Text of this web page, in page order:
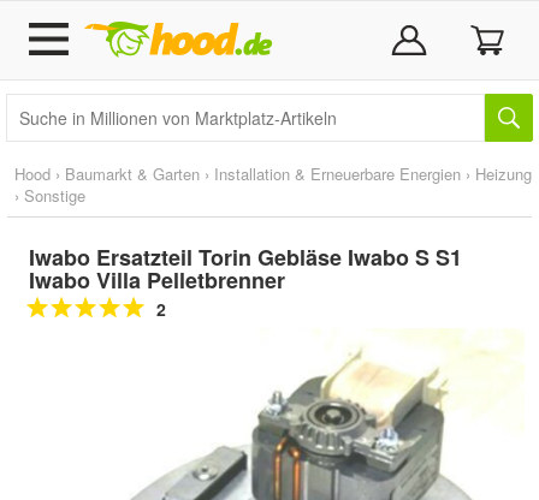
Hood › Baumarkt & Garten › Installation & Erneuerbare Energien › Heizung
› Sonstige
Iwabo Ersatzteil Torin Gebläse Iwabo S S1
Iwabo Villa Pelletbrenner
2